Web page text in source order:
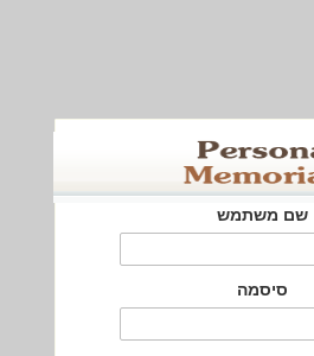
שם משתמש
סיסמה